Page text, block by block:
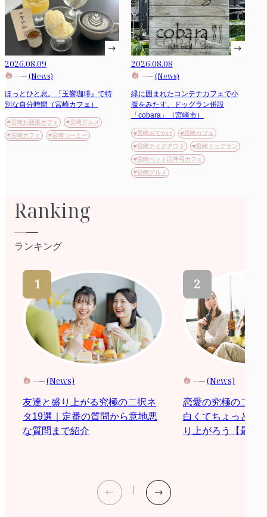
2026.08.09
(News)
ほっとひと息。『玉響珈琲』で特
別な自分時間（宮崎カフェ）
#宮崎お洒落カフェ
#宮崎グルメ
#宮崎カフェ
#宮崎コーヒー
2026.08.08
(News)
緑に囲まれたコンテナカフェで小
腹をみたす、ドッグラン併設
「cobara」（宮崎市）
#宮崎おでかけ
#宮崎カフェ
#宮崎テイクアウト
#宮崎ドッグラン
#宮崎ペット同伴可カフェ
#宮崎グルメ
Ranking
ランキング
(News)
友達と盛り上がる究極の二択ネ
タ19選｜定番の質問から意地悪
な質問まで紹介
(News)
恋愛の究極の二択
白くてちょっと際
り上がろう【最新